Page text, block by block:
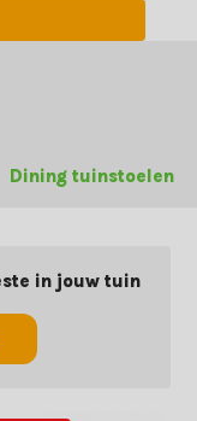
Dining tuinstoelen
in jouw tuin